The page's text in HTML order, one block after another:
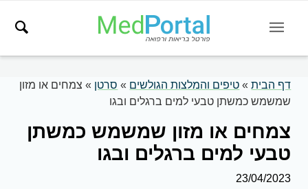
דף הבית» טיפים והמלצות הגולשים » סרטן » צמחים או מזון
שמשמש כמשתן טבעי למים ברגלים ובגו
צמחים או מזון שמשמש כמשתן
טבעי למים ברגלים ובגו
23/04/2023